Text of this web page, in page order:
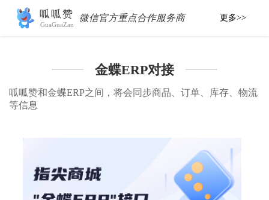
呱呱赞
GuaGuaZan
微信官方重点合作服务商 更多>>
金蝶ERP对接
呱呱赞和金蝶ERP之间，将会同步商品、订单、库存、物流
等信息